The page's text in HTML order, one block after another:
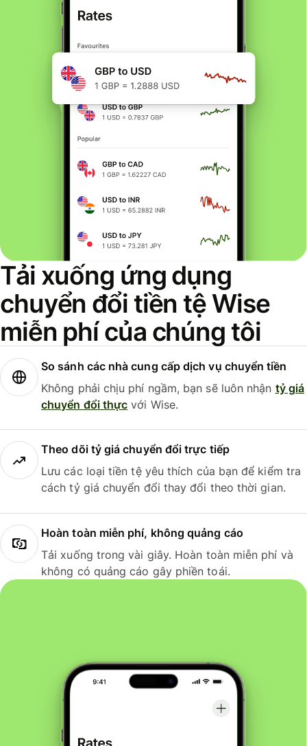
Tải xuống ứng dụng
chuyển đổi tiền tệ Wise
miễn phí của chúng tôi
So sánh các nhà cung cấp dịch vụ chuyển tiền
Không phải chịu phí ngầm, bạn sẽ luôn nhận tỷ giá
chuyển đổi thực với Wise.
Theo dõi tỷ giá chuyển đổi trực tiếp
Lưu các loại tiền tệ yêu thích của bạn để kiểm tra
cách tỷ giá chuyển đổi thay đổi theo thời gian.
Hoàn toàn miễn phí, không quảng cáo
Tải xuống trong vài giây. Hoàn toàn miễn phí và
không có quảng cáo gây phiền toái.